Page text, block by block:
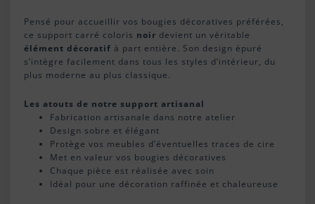
Pensé pour accueillir vos bougies décoratives préférées,
ce support carré coloris noir devient un véritable
élément décoratif à part entière. Son design épuré
s’intègre facilement dans tous les styles d’intérieur, du
plus moderne au plus classique.
Les atouts de notre support artisanal
Fabrication artisanale dans notre atelier
Design sobre et élégant
Protège vos meubles d’éventuelles traces de cire
Met en valeur vos bougies décoratives
Chaque pièce est réalisée avec soin
Idéal pour une décoration raffinée et chaleureuse